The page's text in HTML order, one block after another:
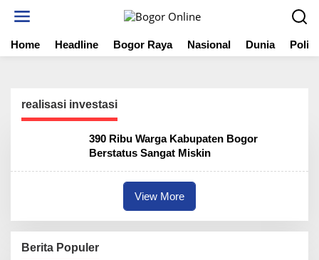
t
Home Headline Bogor Raya Nasional Dunia
realisasi investasi
390 Ribu Warga Kabupaten Bogor
Berstatus Sangat Miskin
View More
Berita Populer